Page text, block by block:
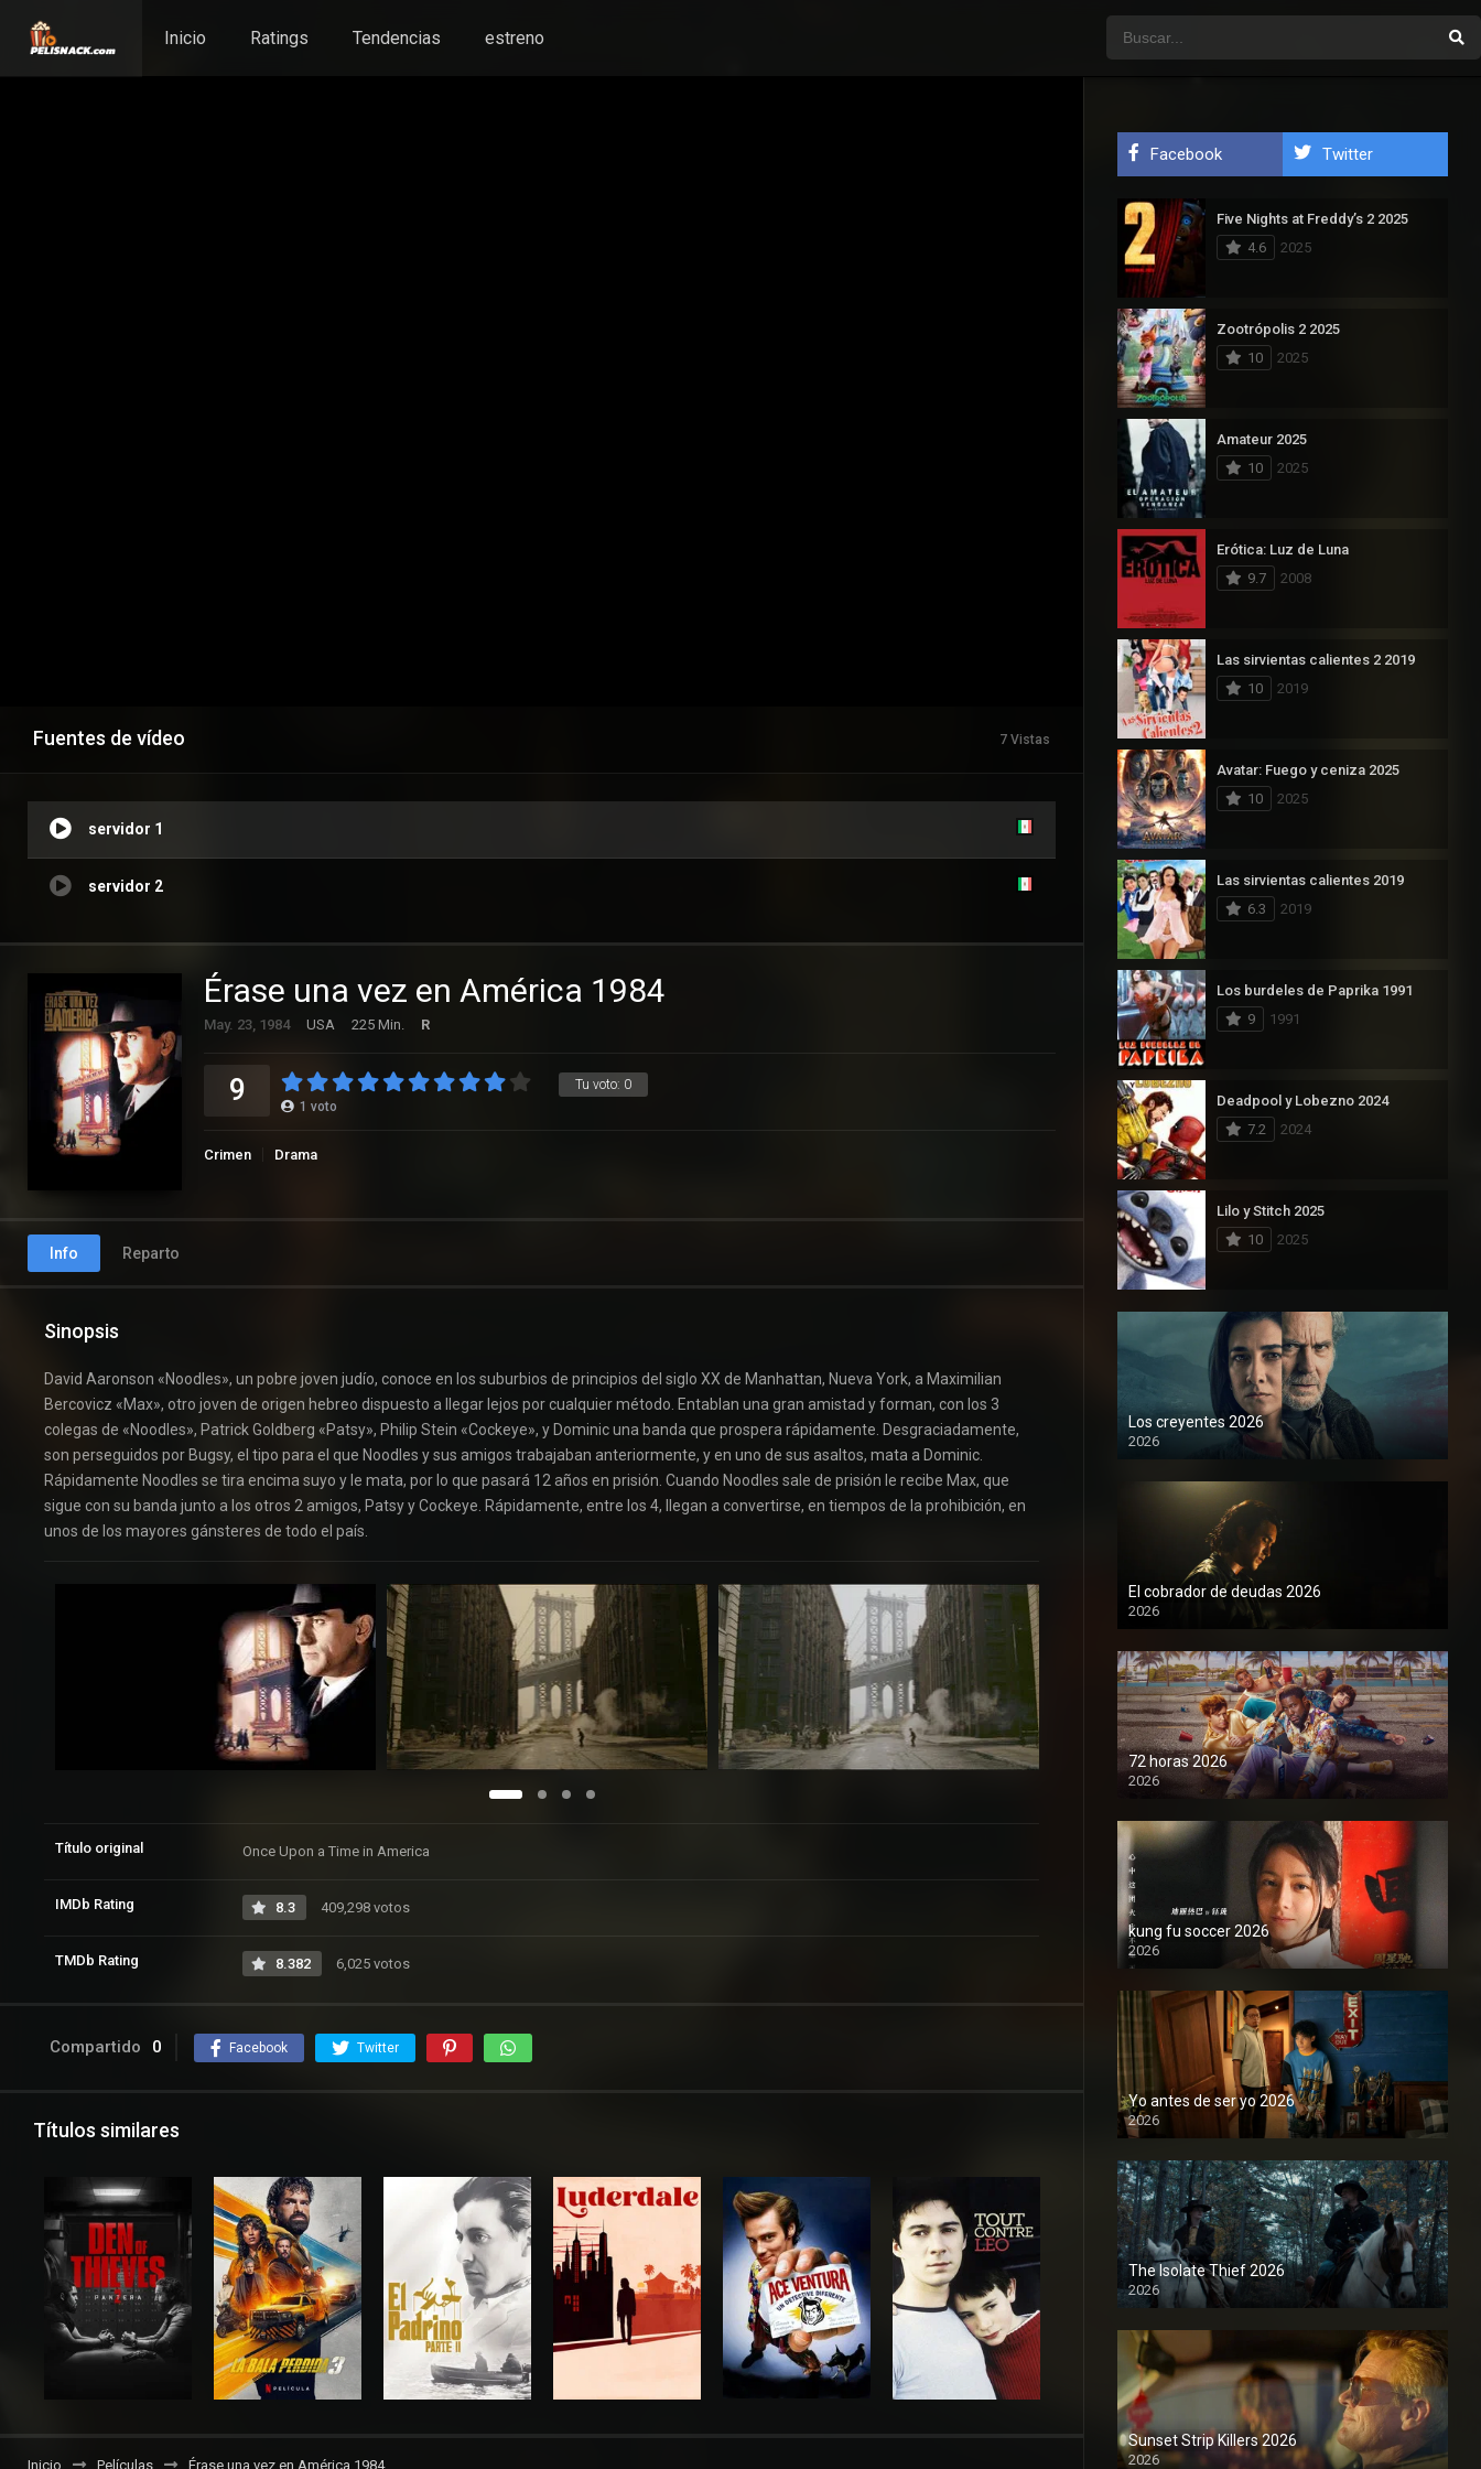
Inicio Ratings Tendencias estreno
Fuentes de vídeo 7 Vistas
servidor 1
servidor 2
Érase una vez en América 1984
May. 23, 1984 USA 225 Min. R
Tu voto: 0
9 1 voto
Crimen Drama
Info Reparto
Sinopsis
David Aaronson «Noodles», un pobre joven judío, conoce en los suburbios de principios del siglo XX de Manhattan, Nueva York, a Maximilian
Bercovicz «Max», otro joven de origen hebreo dispuesto a llegar lejos por cualquier método. Entablan una gran amistad y forman, con los 3
colegas de «Noodles», Patrick Goldberg «Patsy», Philip Stein «Cockeye», y Dominic una banda que prospera rápidamente. Desgraciadamente,
son perseguidos por Bugsy, el tipo para el que Noodles y sus amigos trabajaban anteriormente, y en uno de sus asaltos, mata a Dominic.
Rápidamente Noodles se tira encima suyo y le mata, por lo que pasará 12 años en prisión. Cuando Noodles sale de prisión le recibe Max, que
sigue con su banda junto a los otros 2 amigos, Patsy y Cockeye. Rápidamente, entre los 4, llegan a convertirse, en tiempos de la prohibición, en
unos de los mayores gánsteres de todo el país.
Título original Once Upon a Time in America
IMDb Rating 8.3 409,298 votos
TMDb Rating 8.382 6,025 votos
Compartido 0 Facebook Twitter
Títulos similares
Inicio Películas Érase una vez en América 1984
Facebook Twitter
Five Nights at Freddy’s 2 2025
4.6
2025
Zootrópolis 2 2025
10
2025
Amateur 2025
10
2025
Erótica: Luz de Luna
9.7
2008
Las sirvientas calientes 2 2019
10
2019
Avatar: Fuego y ceniza 2025
10
2025
Las sirvientas calientes 2019
6.3
2019
Los burdeles de Paprika 1991
9
1991
Deadpool y Lobezno 2024
7.2
2024
Lilo y Stitch 2025
10
2025
Los creyentes 2026
2026
1080P
El cobrador de deudas 2026
2026
1080P
72 horas 2026
2026
1080P
kung fu soccer 2026
2026
1080P
Yo antes de ser yo 2026
2026
1080P
The Isolate Thief 2026
2026
1080P
Sunset Strip Killers 2026
2026